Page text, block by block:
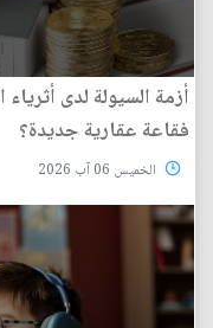
أزمة السيولة لدى
فقاعة عقارية جديدة؟
الخميس 06 آب 2026